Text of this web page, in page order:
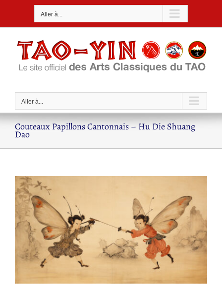
Aller à...
Aller à...
Couteaux Papillons Cantonnais – Hu Die Shuang
Dao
Voir
l'image
agrandie